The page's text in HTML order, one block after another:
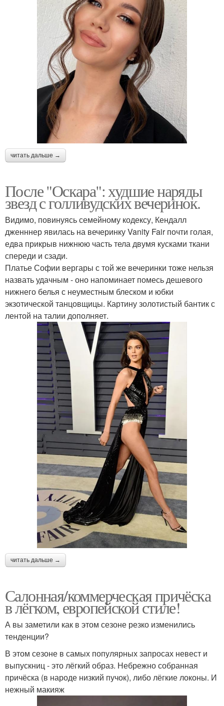
читать дальше →
После "Оскара": худшие наряды
звезд с голливудских вечеринок.
Видимо, повинуясь семейному кодексу, Кендалл
дженннер явилась на вечеринку Vanity Fair почти голая,
едва прикрыв нижнюю часть тела двумя кусками ткани
спереди и сзади.
Платье Софии вергары с той же вечеринки тоже нельзя
назвать удачным - оно напоминает помесь дешевого
нижнего белья с неуместным блеском и юбки
экзотической танцовщицы. Картину золотистый бантик с
лентой на талии дополняет.
читать дальше →
Салонная/коммерческая причёска
в лёгком, европейской стиле!
А вы заметили как в этом сезоне резко изменились
тенденции?
В этом сезоне в самых популярных запросах невест и
выпускниц - это лёгкий образ. Небрежно собранная
причёска (в народе низкий пучок), либо лёгкие локоны. И
нежный макияж